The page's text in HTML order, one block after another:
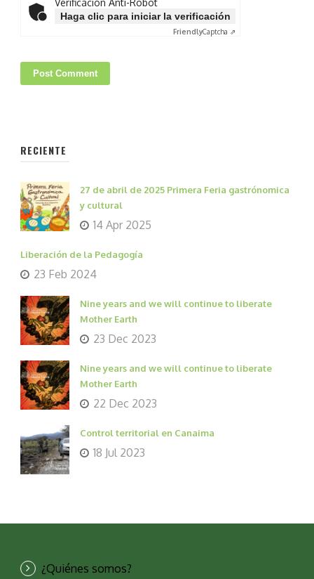
Verificación Anti-Robot
Haga clic para iniciar la verificación
FriendlyCaptcha ⇗
RECIENTE
27 de abril de 2025 Primera Feria gastrónomica
y cultural
14 Apr 2025
Liberación de la Pedagogía
23 Feb 2024
Nine years and we will continue to liberate
Mother Earth
23 Dec 2023
Nine years and we will continue to liberate
Mother Earth
22 Dec 2023
Control territorial en Canaima
18 Jul 2023
¿Quiénes somos?